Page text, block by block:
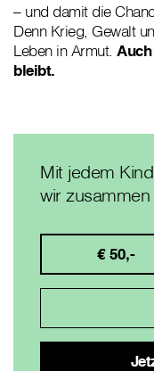
– und damit die
Denn Krieg, Gewalt
Leben in Armut.
bleibt.
Mit jedem
wir
€ 50,-